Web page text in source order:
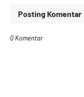
Posting Komentar
0 Komentar